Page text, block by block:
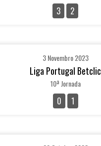
3 2
3 Novembro 2023
Liga Portugal Betclic
10ª Jornada
0 1